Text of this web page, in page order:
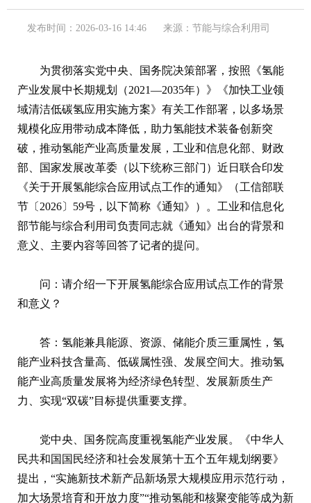
发布时间：2026-03-16 14:46 来源：节能与综合利用司
为贯彻落实党中央、国务院决策部署，按照《氢能
产业发展中长期规划（2021—2035年）》《加快工业领
域清洁低碳氢应用实施方案》有关工作部署，以多场景
规模化应用带动成本降低，助力氢能技术装备创新突
破，推动氢能产业高质量发展，工业和信息化部、财政
部、国家发展改革委（以下统称三部门）近日联合印发
《关于开展氢能综合应用试点工作的通知》（工信部联
节〔2026〕59号，以下简称《通知》）。工业和信息化
部节能与综合利用司负责同志就《通知》出台的背景和
意义、主要内容等回答了记者的提问。
问：请介绍一下开展氢能综合应用试点工作的背景
和意义？
答：氢能兼具能源、资源、储能介质三重属性，氢
能产业科技含量高、低碳属性强、发展空间大。推动氢
能产业高质量发展将为经济绿色转型、发展新质生产
力、实现“双碳”目标提供重要支撑。
党中央、国务院高度重视氢能产业发展。《中华人
民共和国国民经济和社会发展第十五个五年规划纲要》
提出，“实施新技术新产品新场景大规模应用示范行动，
加大场景培育和开放力度”“推动氢能和核聚变能等成为新